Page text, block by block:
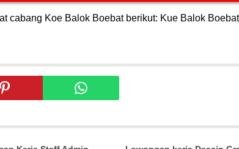
cabang Koe Balok Boebat berikut: Kue Balok